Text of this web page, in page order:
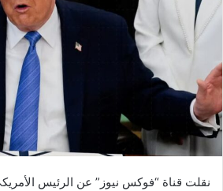
نقلت قناة “فوكس نيوز” عن الرئيس